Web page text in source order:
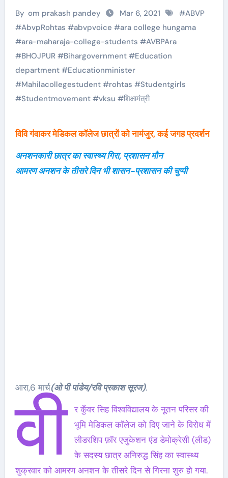
By om prakash pandey Mar 6, 2021 #ABVP
#AbvpRohtas #abvpvoice #ara college hungama
#ara-maharaja-college-students #AVBPAra
#BHOJPUR#Bihargovernment#Education
department#Educationminister
#Mahilacollegestudent#rohtas #Studentgirls
#Studentmovement#vksu #शिक्षामंत्री
विवि गंवाकर मेडिकल कॉलेज छात्रों को नामंजुर, कई जगह प्रदर्शन
अनशनकारी छात्र का स्वास्थ्य गिरा, प्रशासन मौन
आमरण अनशन के तीसरे दिन भी शासन-प्रशासन की चुप्पी
आरा,6 मार्च(ओ पी पांडेय/रवि प्रकाश सूरज).
वी
र कुँवर सिह विश्वविद्यालय के नूतन परिसर की
भूमि मेडिकल कॉलेज को दिए जाने के विरोध में
लीडरशिप फ़ॉर एजुकेशन एंड डेमोक्रेसी (लीड)
के सदस्य छात्र अनिरुद्ध सिंह का स्वास्थ्य
शुक्रवार को आमरण अनशन के तीसरे दिन से गिरना शुरु हो गया.